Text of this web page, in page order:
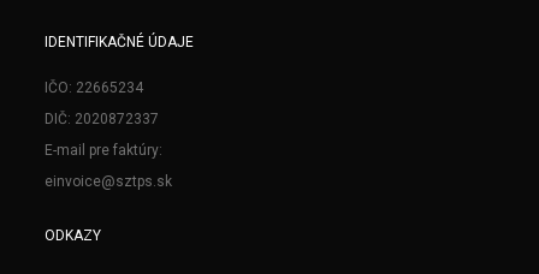
IDENTIFIKAČNÉ ÚDAJE
IČO: 22665234
DIČ: 2020872337
E-mail pre faktúry:
einvoice@sztps.sk
ODKAZY